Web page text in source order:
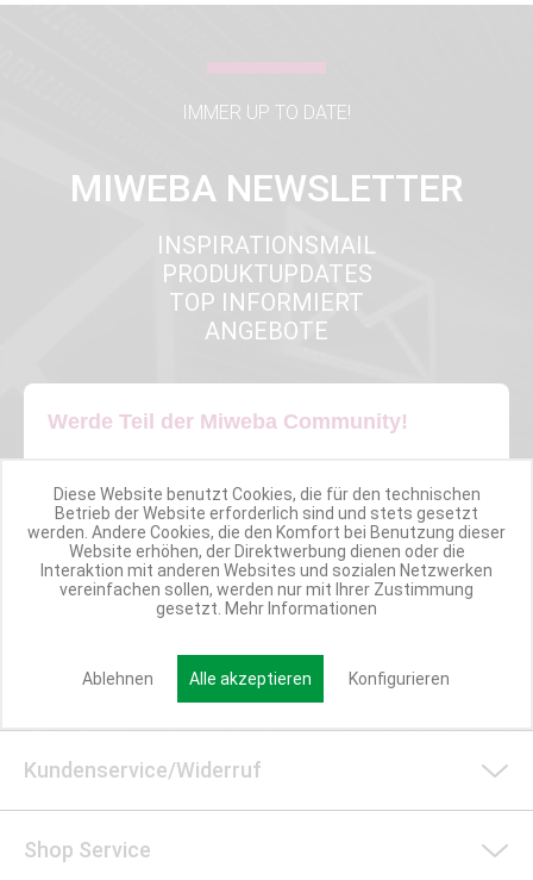
IMMER UP TO DATE!
MIWEBA NEWSLETTER
INSPIRATIONSMAIL
PRODUKTUPDATES
TOP INFORMIERT
ANGEBOTE
Werde Teil der Miweba Community!
E-MAIL*
Anmelden
Kundenservice/Widerruf
Shop Service
Diese Website benutzt Cookies, die für den technischen
Betrieb der Website erforderlich sind und stets gesetzt
werden. Andere Cookies, die den Komfort bei Benutzung dieser
Website erhöhen, der Direktwerbung dienen oder die
Interaktion mit anderen Websites und sozialen Netzwerken
vereinfachen sollen, werden nur mit Ihrer Zustimmung
gesetzt. Mehr Informationen
Ablehnen Alle akzeptieren Konfigurieren